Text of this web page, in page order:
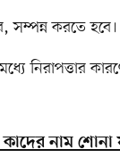
সম্পন্ন করতে হবে।
নিরাপত্তার
নাম শোনা